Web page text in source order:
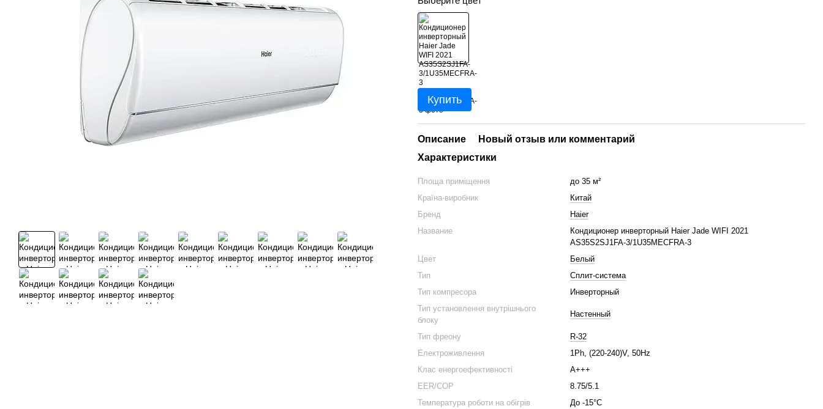
Купить
Описание
Новый отзыв или комментарий
Характеристики
Площа приміщення
до 35 м²
Країна-виробник
Китай
Бренд
Haier
Название
Кондиционер инверторный Haier Jade WIFI 2021
AS35S2SJ1FA-3/1U35MECFRA-3
Цвет
Белый
Тип
Сплит-система
Тип компресора
Инверторный
Тип установлення внутрішнього
блоку
Настенный
Тип фреону
R-32
Електроживлення
1Ph, (220-240)V, 50Hz
Клас енергоефективності
A+++
EER/COP
8.75/5.1
Температура роботи на обігрів
До -15°C